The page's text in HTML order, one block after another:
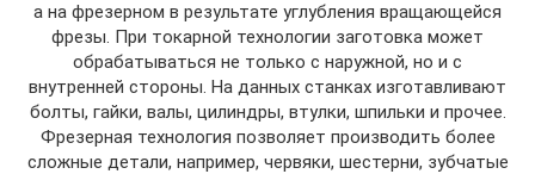
а на фрезерном в результате углубления вращающейся
фрезы. При токарной технологии заготовка может
обрабатываться не только с наружной, но и с
внутренней стороны. На данных станках изготавливают
болты, гайки, валы, цилиндры, втулки, шпильки и прочее.
Фрезерная технология позволяет производить более
сложные детали, например, червяки, шестерни, зубчатые